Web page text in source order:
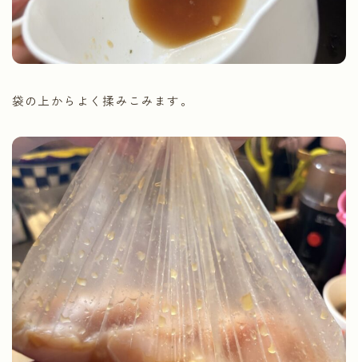
袋の上からよく揉みこみます。